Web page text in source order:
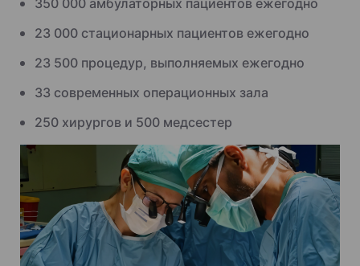
23 000 стационарных пациентов ежегодно
23 500 процедур, выполняемых ежегодно
33 современных операционных зала
250 хирургов и 500 медсестер